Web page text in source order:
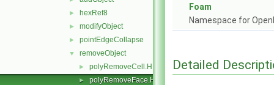
► hexRef8
► modifyObject
► pointEdgeCollapse
▼ removeObject
► polyRemoveCell.H
► polyRemoveFace.H
Foam
Namespace for
Detailed